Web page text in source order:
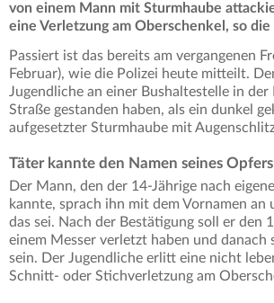
von einem Mann mit Sturmhaube
eine Verletzung am Oberschenkel, so die
Passiert ist das bereits am vergangenen
Februar), wie die Polizei heute mitteilt.
Jugendliche an einer Bushaltestelle in der
Straße gestanden haben, als ein dunkel
aufgesetzter Sturmhaube mit
Täter kannte den Namen seines Opfers
Der Mann, den der 14-Jährige nach
kannte, sprach ihn mit dem Vornamen an
das sei. Nach der Bestätigung soll er den
einem Messer verletzt haben und
sein. Der Jugendliche erlitt eine nicht
Schnitt- oder Stichverletzung am